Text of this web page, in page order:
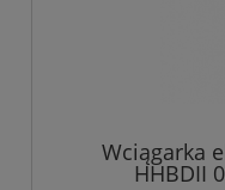
Wciągarka
HHBDII